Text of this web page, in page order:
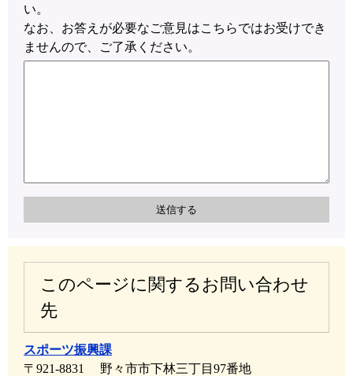
い。
なお、お答えが必要なご意見はこちらではお受けでき
ませんので、ご了承ください。
このページに関するお問い合わせ
先
スポーツ振興課
〒921-8831
野々市市下林三丁目97番地